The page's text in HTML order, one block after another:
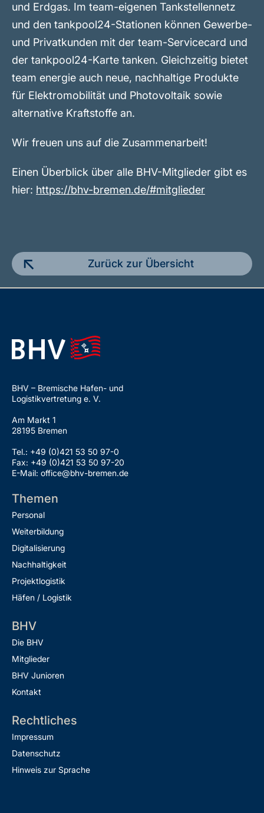
und Erdgas. Im team-eigenen Tankstellennetz
und den tankpool24-Stationen können Gewerbe-
und Privatkunden mit der team-Servicecard und
der tankpool24-Karte tanken. Gleichzeitig bietet
team energie auch neue, nachhaltige Produkte
für Elektromobilität und Photovoltaik sowie
alternative Kraftstoffe an.
Wir freuen uns auf die Zusammenarbeit!
Einen Überblick über alle BHV-Mitglieder gibt es
hier: https://bhv-bremen.de/#mitglieder
Zurück zur Übersicht
BHV – Bremische Hafen- und
Logistikvertretung e. V.
Am Markt 1
28195 Bremen
Tel.: +49 (0)421 53 50 97-0
Fax: +49 (0)421 53 50 97-20
E-Mail: office@bhv-bremen.de
Themen
Personal
Weiterbildung
Digitalisierung
Nachhaltigkeit
Projektlogistik
Häfen / Logistik
BHV
Die BHV
Mitglieder
BHV Junioren
Kontakt
Rechtliches
Impressum
Datenschutz
Hinweis zur Sprache